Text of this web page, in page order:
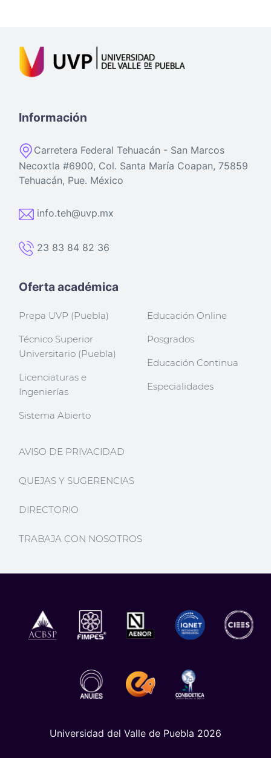
Información
Carretera Federal Tehuacán - San Marcos
Necoxtla #6900, Col. Santa María Coapan, 75859
Tehuacán, Pue. México
info.teh@uvp.mx
23 83 84 82 36
Oferta académica
Prepa UVP (Puebla)
Técnico Superior
Universitario (Puebla)
Licenciaturas e
Ingenierías
Sistema Abierto
Educación Online
Posgrados
Educación Continua
Especialidades
AVISO DE PRIVACIDAD
QUEJAS Y SUGERENCIAS
DIRECTORIO
TRABAJA CON NOSOTROS
Universidad del Valle de Puebla 2026